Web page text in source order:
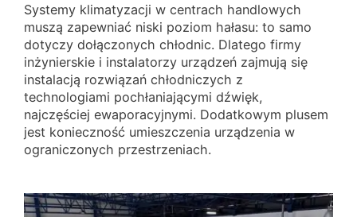
Systemy klimatyzacji w centrach handlowych
muszą zapewniać niski poziom hałasu: to samo
dotyczy dołączonych chłodnic. Dlatego firmy
inżynierskie i instalatorzy urządzeń zajmują się
instalacją rozwiązań chłodniczych z
technologiami pochłaniającymi dźwięk,
najczęściej ewaporacyjnymi. Dodatkowym plusem
jest konieczność umieszczenia urządzenia w
ograniczonych przestrzeniach.